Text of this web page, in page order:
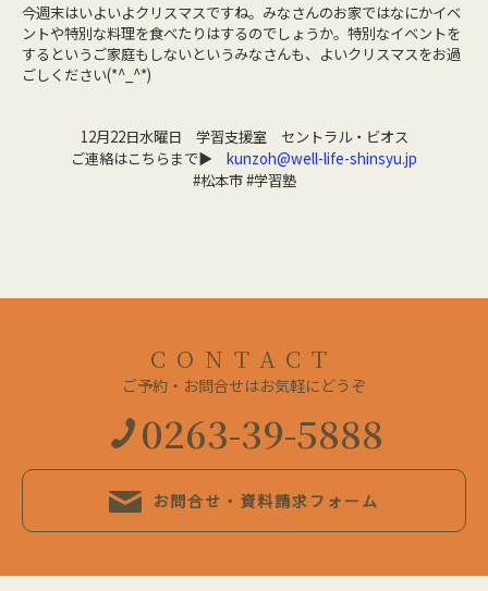
今週末はいよいよクリスマスですね。みなさんのお家ではなにかイベ
ントや特別な料理を食べたりはするのでしょうか。特別なイベントを
するというご家庭もしないというみなさんも、よいクリスマスをお過
ごしください(*^_^*)
12月22日水曜日 学習支援室 セントラル・ビオス
ご連絡はこちらまで▶ kunzoh@well-life-shinsyu.jp
#松本市 #学習塾
CONTACT
ご予約・お問合せはお気軽にどうぞ
0263-39-5888
お問合せ・資料請求フォーム